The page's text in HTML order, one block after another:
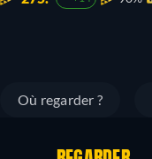
Où regarder ?